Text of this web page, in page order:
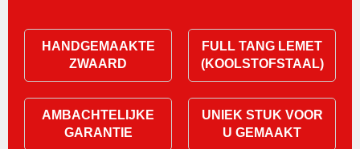
HANDGEMAAKTE
ZWAARD
FULL TANG LEMET
(KOOLSTOFSTAAL)
AMBACHTELIJKE
GARANTIE
UNIEK STUK VOOR
U GEMAAKT